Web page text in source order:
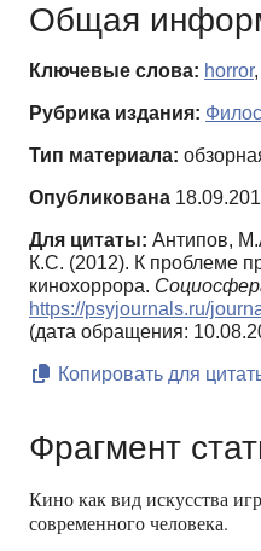
Общая
Ключевые слова: horror,
Рубрика издания:
Тип материала:
Опубликована
Для цитаты: Антипов,
К.С. (2012). К проблеме
кинохоррора.
https://psyjournals.ru/
(дата обращения:
Копировать для
Фрагмент
Кино как вид искусства
современного человека.